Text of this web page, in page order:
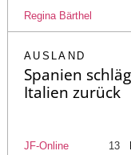
Regina Bärthel
AUSLAND
Spanien
Italien zurück
JF-Online 13